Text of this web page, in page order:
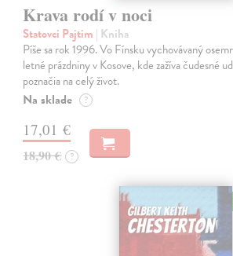
Krava rodí v noci
Statovci Pajtim | Kniha
Píše sa rok 1996. Vo Fínsku vychovávaný
letné prázdniny v Kosove, kde zažíva čudesné
poznačia na celý život.
Na sklade ?
17,01 €
18,90 € ?